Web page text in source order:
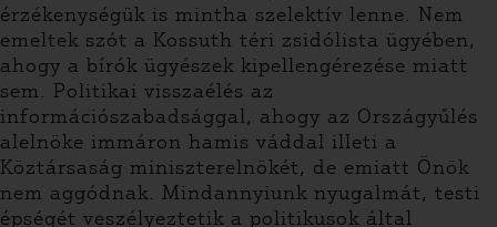
érzékenységük is mintha szelektív lenne. Nem
emeltek szót a Kossuth téri zsidólista ügyében,
ahogy a bírók ügyészek kipellengérezése miatt
sem. Politikai visszaélés az
információszabadsággal, ahogy az Országyűlés
alelnöke immáron hamis váddal illeti a
Köztársaság miniszterelnökét, de emiatt Önök
nem aggódnak. Mindannyiunk nyugalmát, testi
épségét veszélyeztetik a politikusok által